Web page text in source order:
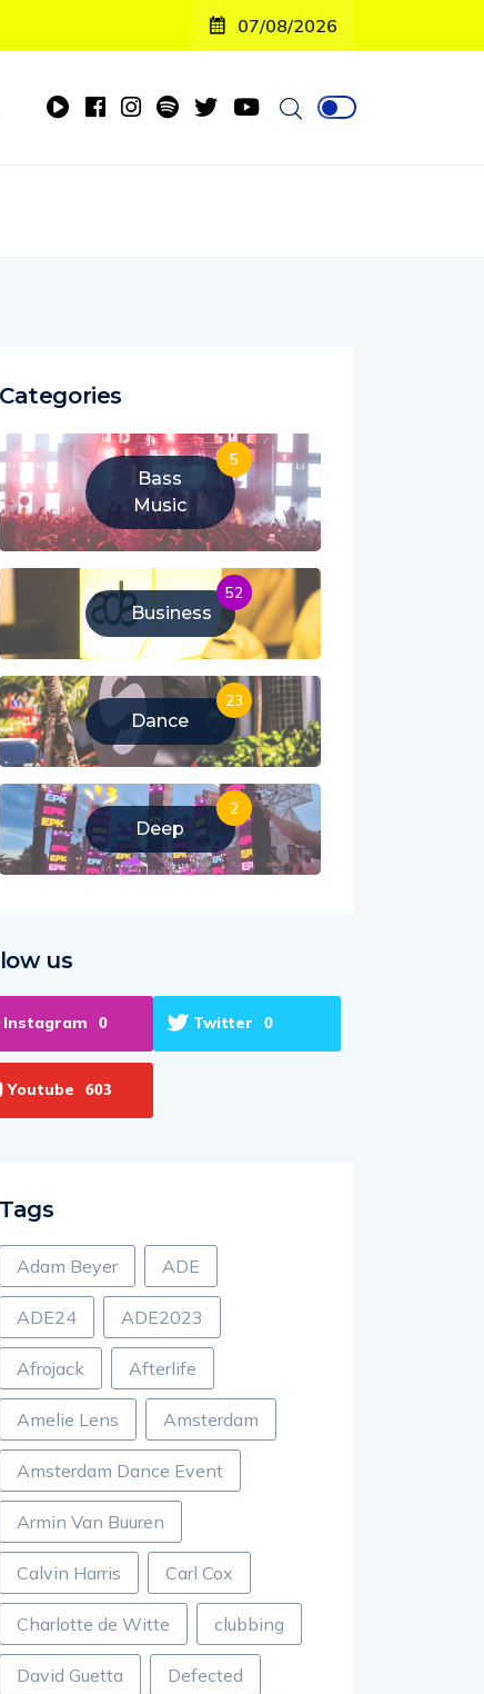
07/08/2026
Categories
Bass
Music
5
Business
52
Dance
23
Deep
2
us
Instagram 0 Twitter 0
Youtube 603
Tags
Adam Beyer ADE
ADE24 ADE2023
Afrojack Afterlife
Amelie Lens Amsterdam
Amsterdam Dance Event
Armin Van Buuren
Calvin Harris Carl Cox
Charlotte de Witte clubbing
David Guetta Defected